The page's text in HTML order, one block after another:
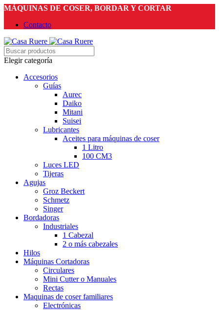
MÁQUINAS DE COSER, BORDAR Y CORTAR
Contacto
Elegir categoría
Accesorios
Guías
Aurec
Daiko
Mitani
Suisei
Lubricantes
Aceites para máquinas de coser
1 Litro
100 CM3
Luces LED
Tijeras
Agujas
Groz Beckert
Schmetz
Singer
Bordadoras
Industriales
1 Cabezal
2 o más cabezales
Hilos
Máquinas Cortadoras
Circulares
Mini Cutter o Manuales
Rectas
Maquinas de coser familiares
Electrónicas